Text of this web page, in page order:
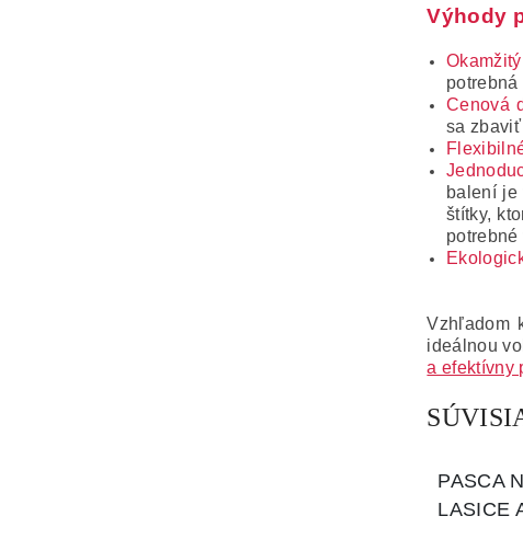
Výhody
Cenová
sa zbaviť
balení je
štítky,
Vzhľadom
ideálnou
a efektívny